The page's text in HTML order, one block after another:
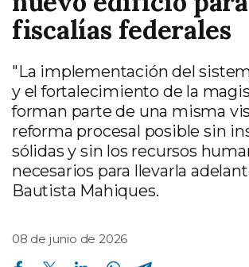
fiscalías federales
"La implementación del
y el fortalecimiento de la
forman parte de una misma
reforma procesal posible sin
sólidas y sin los recursos
necesarios para llevarla
Bautista Mahiques.
08 de junio de 2026
Compartir en Facebook Compartir en Twitter Compartir en Linkedin Compartir en Whatsapp